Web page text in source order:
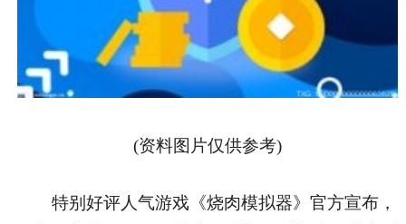
(资料图片仅供参考)
特别好评人气游戏《烧肉模拟器》官方宣布，